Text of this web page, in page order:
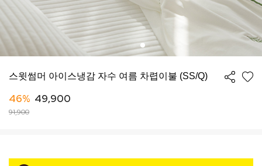
스윗썸머 아이스냉감 자수 여름 차렵이불 (SS/Q)
46% 49,900
91,900